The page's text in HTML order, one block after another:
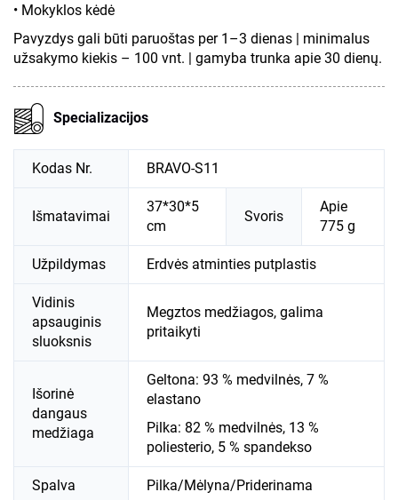
• Mokyklos kėdė
Pavyzdys gali būti paruoštas per 1–3 dienas | minimalus
užsakymo kiekis – 100 vnt. | gamyba trunka apie 30 dienų.
Specializacijos
Kodas Nr. BRAVO-S11
Išmatavimai
37*30*5
cm
Svoris
Apie
775 g
Užpildymas Erdvės atminties putplastis
Vidinis
apsauginis
sluoksnis
Megztos medžiagos, galima
pritaikyti
Išorinė
dangaus
medžiaga
Geltona: 93 % medvilnės, 7 %
elastano
Pilka: 82 % medvilnės, 13 %
poliesterio, 5 % spandekso
Spalva Pilka/Mėlyna/Priderinama